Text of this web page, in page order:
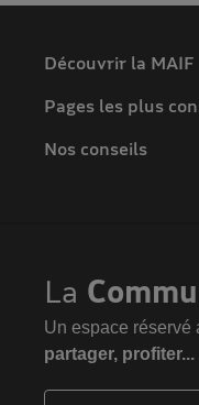
Découvrir la MAIF
Pages les plus
Nos conseils
La
Un espace réservé
partager, profiter...